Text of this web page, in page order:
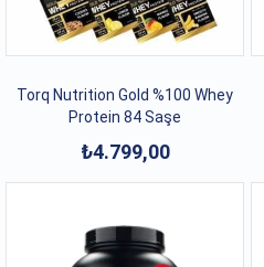
Torq Nutrition Gold %100 Whey
Protein 84 Saşe
₺4.799,00